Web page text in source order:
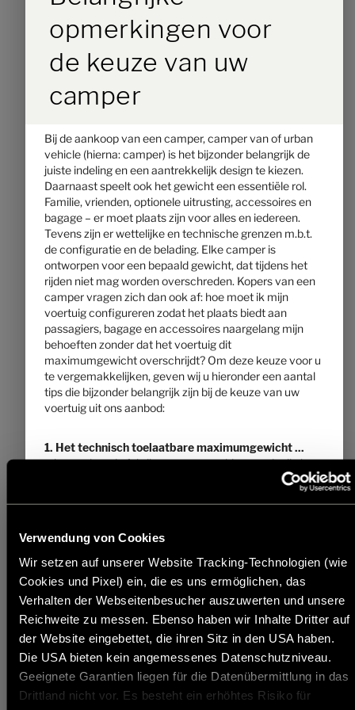
Verwendung von Cookies
Wir setzen auf unserer Website Tracking-Technologien (wie
Cookies und Pixel) ein, die es uns ermöglichen, das
Verhalten der Webseitenbesucher auszuwerten und unsere
Reichweite zu messen. Ebenso haben wir Inhalte Dritter auf
der Website eingebettet, die ihren Sitz in den USA haben.
Die USA bieten kein angemessenes Datenschutzniveau.
Geeignete Garantien liegen für die Datenübermittlung in das
Drittland nicht vor. Es besteht ein erhöhtes Risiko für
€ 80.900,–
Prijs vanaf Slaapplaatsen
5,99 m
Lengte Technisch toelaatbare maximummassa
Hymer Yosemite
€ 80.900,–
Prijs vanaf
2 - 4
Slaapplaatsen
opmerkingen voor
de keuze van uw
camper
Bij de aankoop van een camper, camper van of urban
vehicle (hierna: camper) is het bijzonder belangrijk de
juiste indeling en een aantrekkelijk design te kiezen.
Daarnaast speelt ook het gewicht een essentiële rol.
Familie, vrienden, optionele uitrusting, accessoires en
bagage – er moet plaats zijn voor alles en iedereen.
Tevens zijn er wettelijke en technische grenzen m.b.t.
de configuratie en de belading. Elke camper is
ontworpen voor een bepaald gewicht, dat tijdens het
rijden niet mag worden overschreden. Kopers van een
camper vragen zich dan ook af: hoe moet ik mijn
voertuig configureren zodat het plaats biedt aan
passagiers, bagage en accessoires naargelang mijn
behoeften zonder dat het voertuig dit
maximumgewicht overschrijdt? Om deze keuze voor u
te vergemakkelijken, geven wij u hieronder een aantal
tips die bijzonder belangrijk zijn bij de keuze van uw
voertuig uit ons aanbod:
1. Het technisch toelaatbare maximumgewicht ...
... is een door de fabrikant vastgestelde waarde die het
voertuig niet mag overschrijden. Hymer specificeert
informatie voor elke indeling in de technische
gegevens.
2. De massa in rijklare toestand ...
... omvat - simpel uitgedrukt - het basisvoertuig met
75 kg voor de bestuurder. Het is wettelijk toegestaan en
mogelijk dat het gewicht van uw voertuig in rijklare
toestand afwijkt van de nominale waarde die in de
verkoopdocumenten staat vermeld. De toegestane